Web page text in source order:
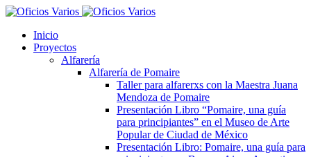
Inicio
Proyectos
Alfarería
Alfarería de Pomaire
Taller para alfarerxs con la Maestra Juana
Mendoza de Pomaire
Presentación Libro “Pomaire, una guía
para principiantes” en el Museo de Arte
Popular de Ciudad de México
Presentación Libro: Pomaire, una guía para